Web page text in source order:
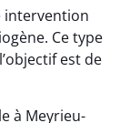
intervention
Ce type
est de
à Meyrieu-